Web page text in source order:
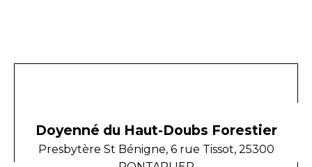
Doyenné du Haut-Doubs Forestier
Presbytère St Bénigne, 6 rue Tissot, 25300